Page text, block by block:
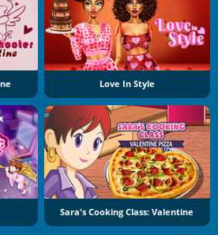
Love In Style
Sara's Cooking Class: Valentine